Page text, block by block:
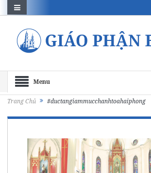
Menu
Trang Chủ #ductangiammucchanhtoahaiphong